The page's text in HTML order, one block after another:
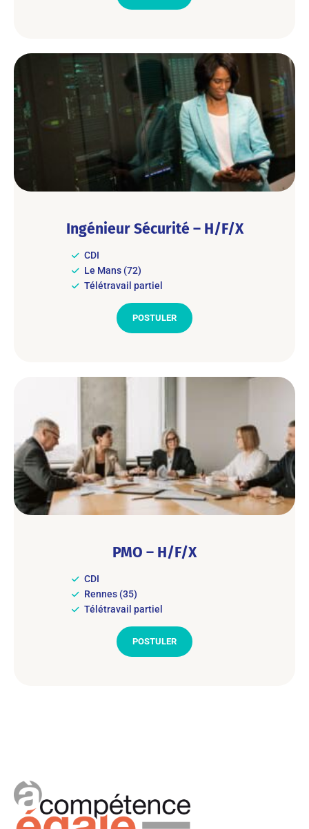
Ingénieur Sécurité – H/F/X
CDI
Le Mans (72)
Télétravail partiel
POSTULER
PMO – H/F/X
CDI
Rennes (35)
Télétravail partiel
POSTULER